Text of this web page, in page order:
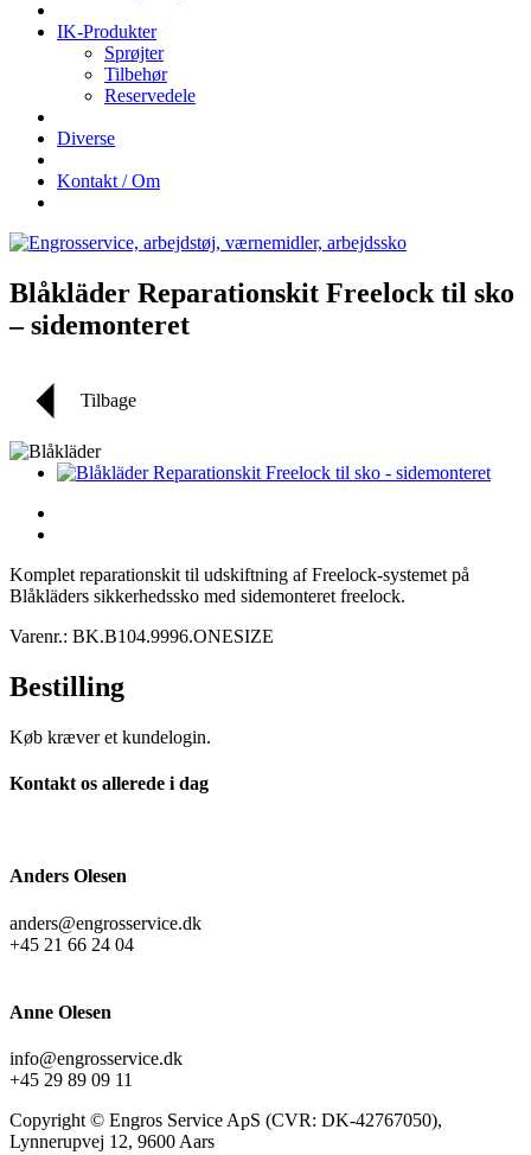
IK-Produkter
Sprøjter
Tilbehør
Reservedele
Diverse
Kontakt / Om
Blåkläder Reparationskit Freelock til sko
– sidemonteret
Tilbage
Komplet reparationskit til udskiftning af Freelock-systemet på
Blåkläders sikkerhedssko med sidemonteret freelock.
Varenr.: BK.B104.9996.ONESIZE
Bestilling
Køb kræver et kundelogin.
Kontakt os allerede i dag
Anders Olesen
anders@engrosservice.dk
+45 21 66 24 04
Anne Olesen
info@engrosservice.dk
+45 29 89 09 11
Copyright © Engros Service ApS (CVR: DK-42767050),
Lynnerupvej 12, 9600 Aars